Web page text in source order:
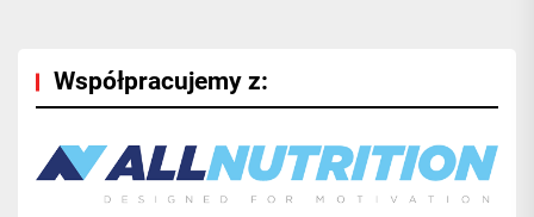
Współpracujemy z: